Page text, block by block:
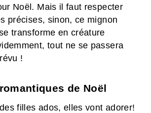
Noël. Mais il faut respecter
précises, sinon, ce mignon
transforme en créature
tout ne se passera
!
de Noël
filles ados, elles vont adorer!